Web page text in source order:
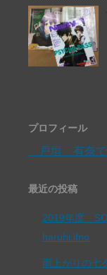
プロフィール
戸垣 有奈で
最近の投稿
2019年度
haruhi.ifno
雨上がりの七